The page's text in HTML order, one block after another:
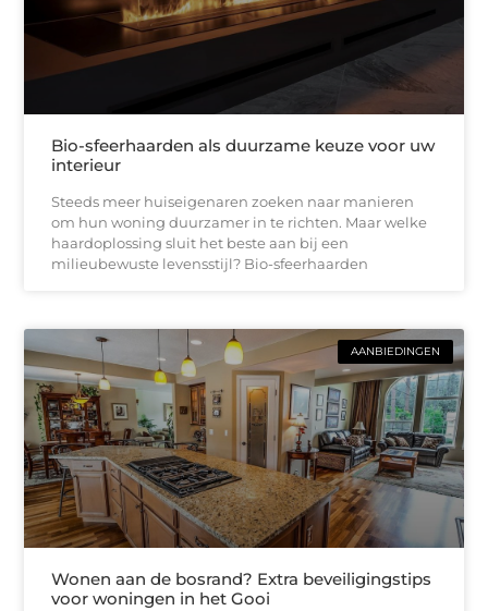
Bio-sfeerhaarden als duurzame keuze voor uw
interieur
Steeds meer huiseigenaren zoeken naar manieren
om hun woning duurzamer in te richten. Maar welke
haardoplossing sluit het beste aan bij een
milieubewuste levensstijl? Bio-sfeerhaarden
AANBIEDINGEN
Wonen aan de bosrand? Extra beveiligingstips
voor woningen in het Gooi